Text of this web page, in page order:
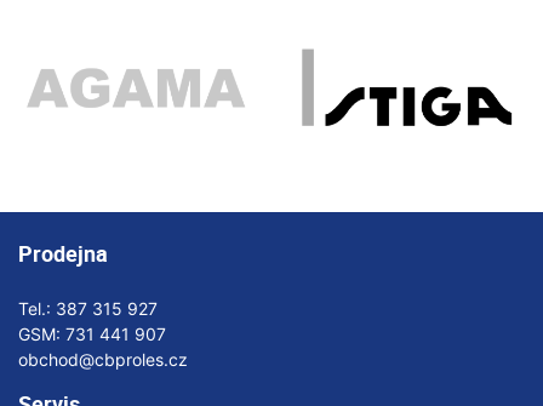
Prodejna
Tel.: 387 315 927
GSM: 731 441 907
obchod@cbproles.cz